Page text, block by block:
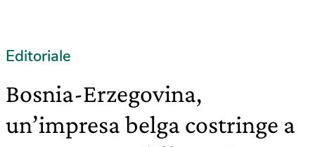
Editoriale
Bosnia-Erzegovina,
un’impresa belga costringe a